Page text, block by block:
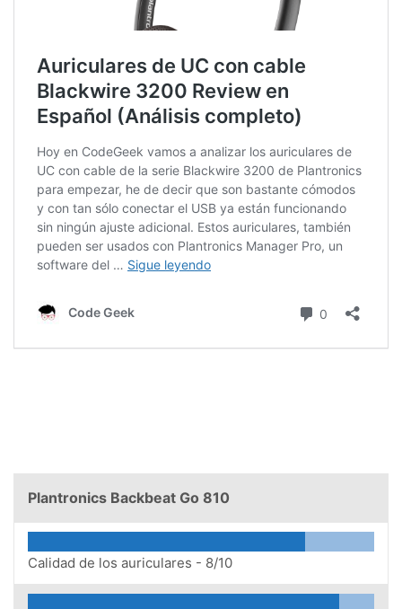
Plantronics Backbeat Go 810
Calidad de los auriculares - 8/10